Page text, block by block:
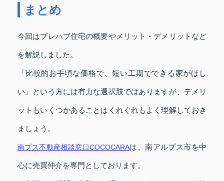
まとめ
今回はプレハブ住宅の概要やメリット・デメリットなど
を解説しました。
「比較的お手頃な価格で、短い工期でできる家がほし
い」という方には有力な選択肢ではありますが、デメリ
ットもいくつかあることはくれぐれもよく理解しておき
ましょう。
南プス不動産相談窓口COCOCARAは、南アルプス市を中
心に売買仲介を専門としております。